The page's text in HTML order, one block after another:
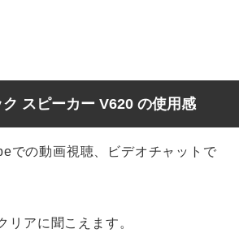
スピーカー V620 の使用感
での動画視聴、ビデオチャットで
リアに聞こえます。